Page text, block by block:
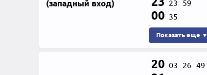
(западный вход)
23 59
00 35
Показать еще ▼
20 03 26 49